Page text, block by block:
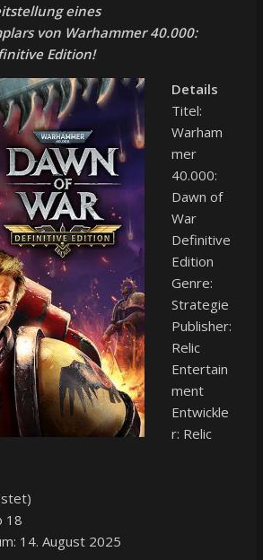
eines
von Warhammer 40.000:
Edition!
Details
Titel:
Warham
mer
40.000:
Dawn of
War
Definitive
Edition
Genre:
Strategie
Publisher:
Relic
Entertain
ment
Entwickle
r: Relic
18
14. August 2025